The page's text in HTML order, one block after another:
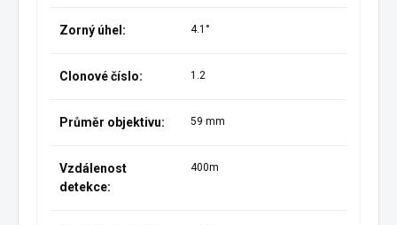
Zorný úhel: 4.1°
Clonové číslo: 1.2
Průměr objektivu: 59 mm
Vzdálenost
detekce:
400m